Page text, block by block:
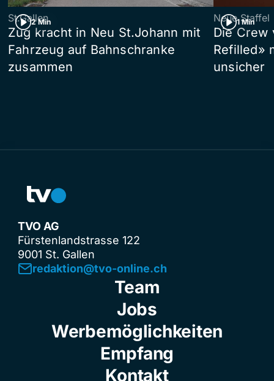
2 Min
St.Gallen
Zug kracht in Neu St.Johann mit
Fahrzeug auf Bahnschranke
zusammen
1 Min
Neue Staffel
Die Crew
Refilled»
unsicher
TVO AG
Fürstenlandstrasse 122
9001 St. Gallen
redaktion@tvo-online.ch
Team
Jobs
Werbemöglichkeiten
Empfang
Kontakt